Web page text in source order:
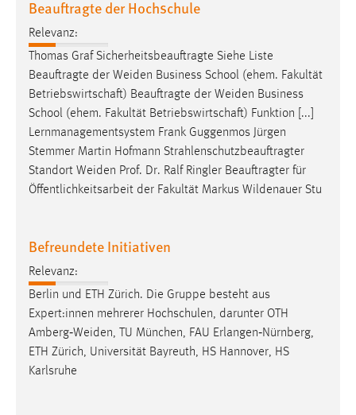
Beauftragte der Hochschule
Relevanz:
Thomas Graf Sicherheitsbeauftragte Siehe Liste
Beauftragte der Weiden Business School (ehem. Fakultät
Betriebswirtschaft) Beauftragte der Weiden Business
School (ehem. Fakultät Betriebswirtschaft) Funktion [...]
Lernmanagementsystem Frank Guggenmos Jürgen
Stemmer Martin Hofmann Strahlenschutzbeauftragter
Standort Weiden Prof. Dr. Ralf Ringler Beauftragter für
Öffentlichkeitsarbeit der Fakultät Markus Wildenauer Stu
Befreundete Initiativen
Relevanz:
Berlin und ETH Zürich. Die Gruppe besteht aus
Expert:innen mehrerer Hochschulen, darunter OTH
Amberg‑Weiden, TU München, FAU Erlangen‑Nürnberg,
ETH Zürich, Universität Bayreuth, HS Hannover, HS
Karlsruhe
EXTERNE MEDIEN
Um Inhalte von Videoplattformen und Social Media
Plattformen anzeigen zu können, werden von diesen
externen Medien Cookies gesetzt.
YouTube
Vimeo